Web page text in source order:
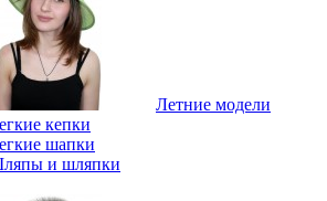
Летние модели
кепки
шапки
и шляпки